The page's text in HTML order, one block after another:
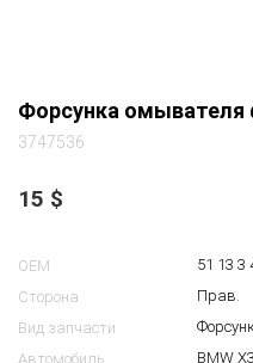
Форсунка омывателя
3747536
15